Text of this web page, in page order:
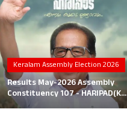
Earn Money
Tutorials
Malayalam
Keralam Assembly Election 2026
Results May-2026 Assembly
Constituency 107 - HARIPAD(K...